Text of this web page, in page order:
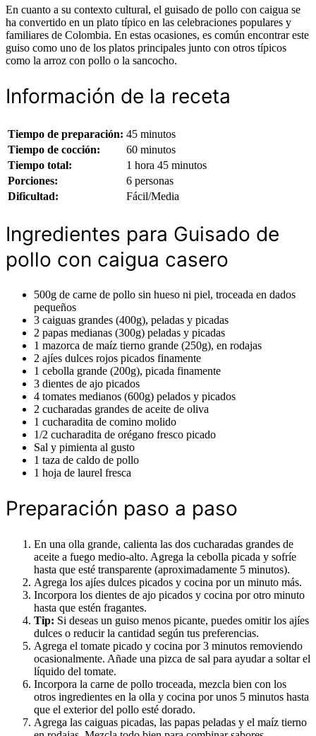
En cuanto a su contexto cultural, el guisado de pollo con caigua se
ha convertido en un plato típico en las celebraciones populares y
familiares de Colombia. En estas ocasiones, es común encontrar este
guiso como uno de los platos principales junto con otros típicos
como la arroz con pollo o la sancocho.
Información de la receta
Tiempo de preparación: 45 minutos
Tiempo de cocción:
60 minutos
Tiempo total:
1 hora 45 minutos
Porciones:
6 personas
Dificultad:
Fácil/Media
Ingredientes para Guisado de
pollo con caigua casero
500g de carne de pollo sin hueso ni piel, troceada en dados
pequeños
3 caiguas grandes (400g), peladas y picadas
2 papas medianas (300g) peladas y picadas
1 mazorca de maíz tierno grande (250g), en rodajas
2 ajíes dulces rojos picados finamente
1 cebolla grande (200g), picada finamente
3 dientes de ajo picados
4 tomates medianos (600g) pelados y picados
2 cucharadas grandes de aceite de oliva
1 cucharadita de comino molido
1/2 cucharadita de orégano fresco picado
Sal y pimienta al gusto
1 taza de caldo de pollo
1 hoja de laurel fresca
Preparación paso a paso
En una olla grande, calienta las dos cucharadas grandes de
aceite a fuego medio-alto. Agrega la cebolla picada y sofríe
hasta que esté transparente (aproximadamente 5 minutos).
Agrega los ajíes dulces picados y cocina por un minuto más.
Incorpora los dientes de ajo picados y cocina por otro minuto
hasta que estén fragantes.
Tip: Si deseas un guiso menos picante, puedes omitir los ajíes
dulces o reducir la cantidad según tus preferencias.
Agrega el tomate picado y cocina por 3 minutos removiendo
ocasionalmente. Añade una pizca de sal para ayudar a soltar el
líquido del tomate.
Incorpora la carne de pollo troceada, mezcla bien con los
otros ingredientes en la olla y cocina por unos 5 minutos hasta
que el exterior del pollo esté dorado.
Agrega las caiguas picadas, las papas peladas y el maíz tierno